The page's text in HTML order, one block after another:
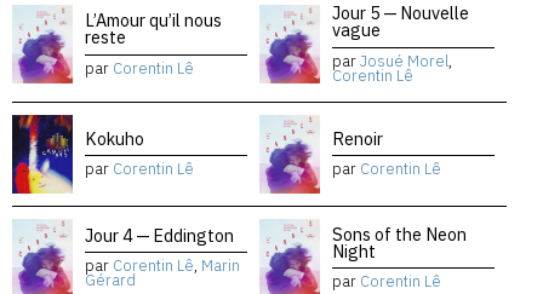
L’Amour qu’il nous
reste
par Corentin Lê
Jour 5 — Nouvelle
vague
parJosué Morel,
Corentin Lê
Kokuho
par Corentin Lê
Renoir
par Corentin Lê
Jour 4 — Eddington
par Corentin Lê, Marin
Gérard
Sons of the Neon
Night
par Corentin Lê